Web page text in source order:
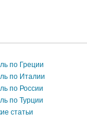
по Греции
по Италии
по России
по Турции
статьи